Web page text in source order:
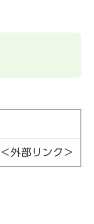
＜外部リンク＞